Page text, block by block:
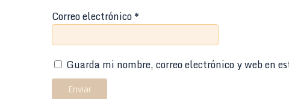
Correo electrónico*
Guarda mi nombre, correo electrónico y web en